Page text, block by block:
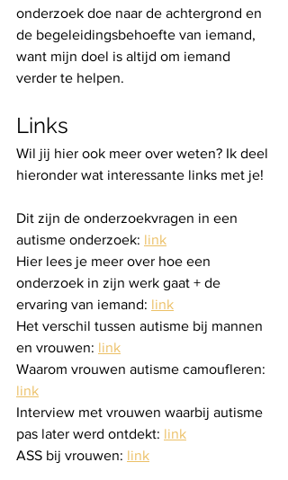
onderzoek doe naar de achtergrond en
de begeleidingsbehoefte van iemand,
want mijn doel is altijd om iemand
verder te helpen.
Links
Wil jij hier ook meer over weten? Ik deel
hieronder wat interessante links met je!
Dit zijn de onderzoekvragen in een
autisme onderzoek: link
Hier lees je meer over hoe een
onderzoek in zijn werk gaat + de
ervaring van iemand: link
Het verschil tussen autisme bij mannen
en vrouwen: link
Waarom vrouwen autisme camoufleren:
link
Interview met vrouwen waarbij autisme
pas later werd ontdekt: link
ASS bij vrouwen: link